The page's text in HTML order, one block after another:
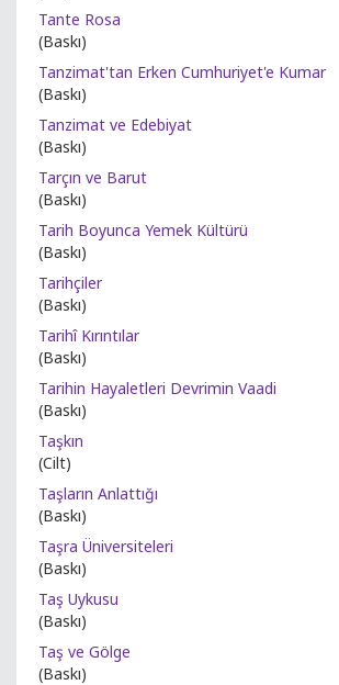
Tante Rosa
(Baskı)
Tanzimat'tan Erken Cumhuriyet'e Kumar
(Baskı)
Tanzimat ve Edebiyat
(Baskı)
Tarçın ve Barut
(Baskı)
Tarih Boyunca Yemek Kültürü
(Baskı)
Tarihçiler
(Baskı)
Tarihî Kırıntılar
(Baskı)
Tarihin Hayaletleri Devrimin Vaadi
(Baskı)
Taşkın
(Cilt)
Taşların Anlattığı
(Baskı)
Taşra Üniversiteleri
(Baskı)
Taş Uykusu
(Baskı)
Taş ve Gölge
(Baskı)